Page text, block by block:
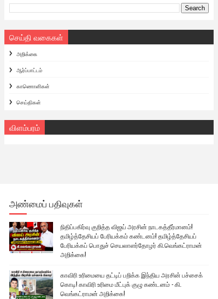
செய்தி வகைகள்
அறிக்கை
ஆர்ப்பாட்டம்
காணொளிகள்
செய்திகள்
விளம்பரம்
அண்மைப் பதிவுகள்
நிதிப்பகிர்வு குறித்த விஜய் அரசின் நாடகத்தீர்மானம்!
தமிழ்த்தேசியப் பேரியக்கம் கண்டனம்! தமிழ்த்தேசியப்
பேரியக்கப் பொதுச் செயலாளர்தோழர் கி.வெங்கட்ராமன்
அறிக்கை!
காவிரி உரிமையை தட்டிப் பறிக்க இந்திய அரசின் பச்சைக்
கொடி! காவிரி உரிமை மீட்புக் குழு கண்டனம் - கி.
வெங்கட்ராமன் அறிக்கை!